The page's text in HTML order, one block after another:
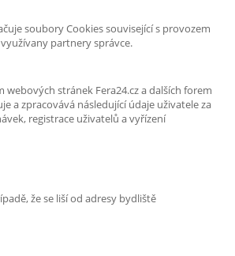
soubory Cookies související s provozem
partnery správce.
stránek Fera24.cz a dalších forem
a zpracovává následující údaje uživatele za
registrace uživatelů a vyřízení
že se liší od adresy bydliště